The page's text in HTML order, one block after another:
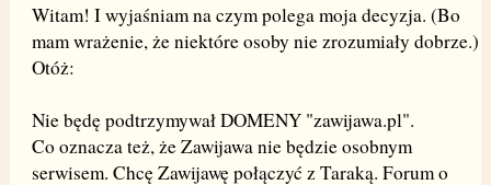
Witam! I wyjaśniam na czym polega moja decyzja. (Bo
mam wrażenie, że niektóre osoby nie zrozumiały dobrze.)
Otóż:
Nie będę podtrzymywał DOMENY "zawijawa.pl".
Co oznacza też, że Zawijawa nie będzie osobnym
serwisem. Chcę Zawijawę połączyć z Taraką. Forum o